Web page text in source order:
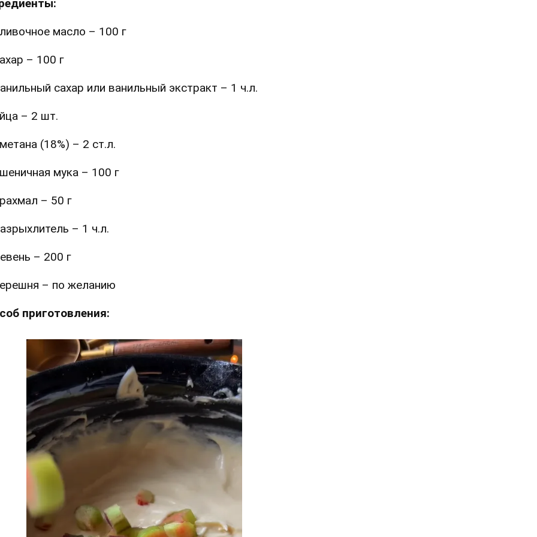
масло – 100 г
– 100 г
сахар или ванильный экстракт – 1 ч.л.
– 2 шт.
(18%) – 2 ст.л.
мука – 100 г
– 50 г
– 1 ч.л.
– 200 г
– по желанию
приготовления: